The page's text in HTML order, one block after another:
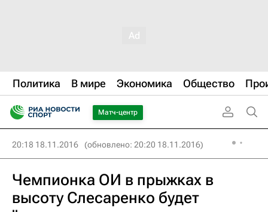
Политика В мире Экономика Общество
Матч-центр
20:18 18.11.2016 (обновлено: 20:20 18.11.2016)
Чемпионка ОИ в прыжках в
высоту Слесаренко будет